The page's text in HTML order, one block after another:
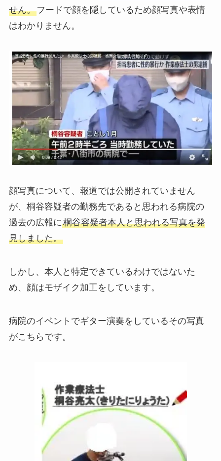
せん。フードで顔を隠しているため顔写真や表情
はわかりません。
顔写真について、報道では公開されていません
が、桐谷容疑者の勤務先であると思われる病院の
過去の広報に桐谷容疑者本人と思われる写真を発
見しました。
しかし、本人と特定できているわけではないた
め、顔はモザイク加工をしています。
病院のイベントでギター演奏をしているその写真
がこちらです。